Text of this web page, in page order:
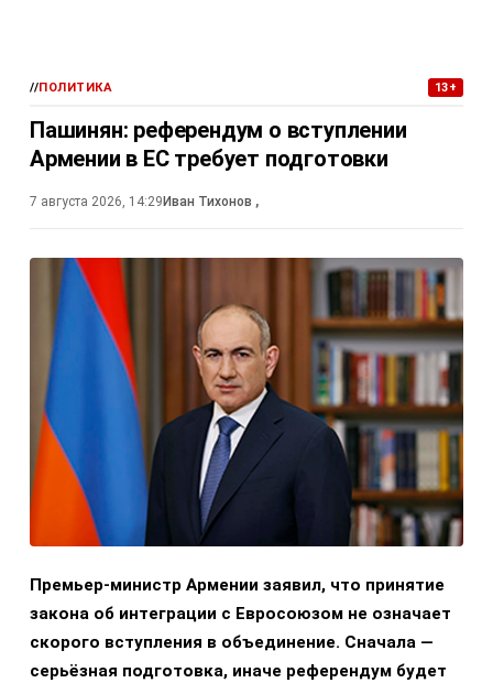
//ПОЛИТИКА 13+
Пашинян: референдум о вступлении
Армении в ЕС требует подготовки
7 августа 2026, 14:29Иван Тихонов ,
Премьер-министр Армении заявил, что принятие
закона об интеграции с Евросоюзом не означает
скорого вступления в объединение. Сначала —
серьёзная подготовка, иначе референдум будет